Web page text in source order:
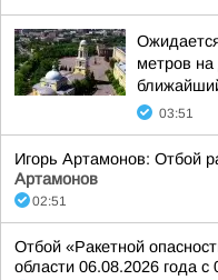
метров на
03:51
Игорь Артамонов: Отбой
Артамонов
02:51
Отбой «Ракетной
области 06.08.2026 года с